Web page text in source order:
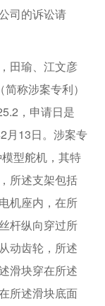
司的诉讼请
田瑜、江文彦
称涉案专利）
，申请日是
月13日。涉案专
型舵机，其特
所述支架包括
机座内，在所
杆纵向穿过所
动齿轮，所述
滑块穿在所述
所述滑块底面